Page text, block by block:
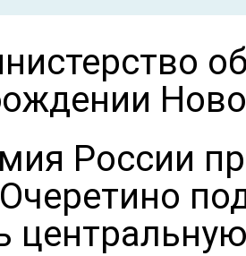
России